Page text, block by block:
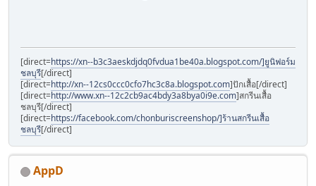
[direct=https://xn--b3c3aeskdjdq0fvdua1be40a.blogspot.com/]ยูนิฟอร์ม
ชลบุรี[/direct]
[direct=http://xn--12cs0ccc0cfo7hc3c8a.blogspot.com]ปักเสื้อ[/direct]
[direct=http://www.xn--12c2cb9ac4bdy3a8bya0i9e.com]สกรีนเสื้อ
ชลบุรี[/direct]
[direct=https://facebook.com/chonburiscreenshop/]ร้านสกรีนเสื้อ
ชลบุรี[/direct]
AppD